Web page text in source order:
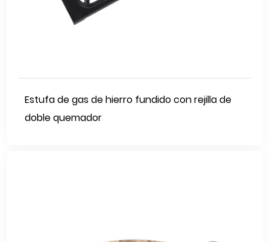
Estufa de gas de hierro fundido con rejilla de
doble quemador